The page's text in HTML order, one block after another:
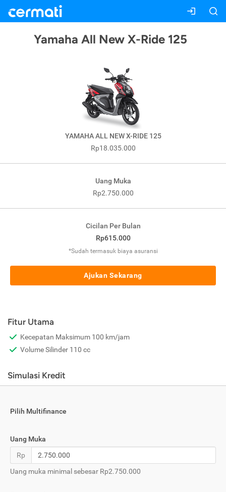
Yamaha All New X-Ride 125
YAMAHA ALL NEW X-RIDE 125
Rp18.035.000
Uang Muka
Rp2.750.000
Cicilan Per Bulan
Rp615.000
*Sudah termasuk biaya asuransi
Ajukan Sekarang
Fitur Utama
Kecepatan Maksimum 100 km/jam
Volume Silinder 110 cc
Simulasi Kredit
Pilih Multifinance
Uang Muka
Rp
Uang muka minimal sebesar Rp2.750.000